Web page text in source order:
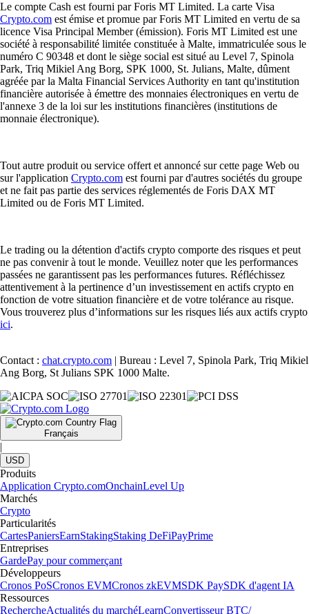
Le compte Cash est fourni par Foris MT Limited. La carte Visa
Crypto.com est émise et promue par Foris MT Limited en vertu de sa
licence Visa Principal Member (émission). Foris MT Limited est une
société à responsabilité limitée constituée à Malte, immatriculée sous le
numéro C 90348 et dont le siège social est situé au Level 7, Spinola
Park, Triq Mikiel Ang Borg, SPK 1000, St. Julians, Malte, dûment
agréée par la Malta Financial Services Authority en tant qu'institution
financière autorisée à émettre des monnaies électroniques en vertu de
l'annexe 3 de la loi sur les institutions financières (institutions de
monnaie électronique).
Tout autre produit ou service offert et annoncé sur cette page Web ou
sur l'application Crypto.com est fourni par d'autres sociétés du groupe
et ne fait pas partie des services réglementés de Foris DAX MT
Limited ou de Foris MT Limited.
Le trading ou la détention d'actifs crypto comporte des risques et peut
ne pas convenir à tout le monde. Veuillez noter que les performances
passées ne garantissent pas les performances futures. Réfléchissez
attentivement à la pertinence d’un investissement en actifs crypto en
fonction de votre situation financière et de votre tolérance au risque.
Vous trouverez plus d’informations sur les risques liés aux actifs crypto
ici.
Contact : chat.crypto.com | Bureau : Level 7, Spinola Park, Triq Mikiel
Ang Borg, St Julians SPK 1000 Malte.
Français
|
USD
Produits
Application Crypto.comOnchainLevel Up
Marchés
Crypto
Particularités
CartesPaniersEarnStakingStaking DeFiPayPrime
Entreprises
GardePay pour commerçant
Développeurs
Cronos PoSCronos EVMCronos zkEVMSDK PaySDK d'agent IA
Ressources
RechercheActualités du marchéLearnConvertisseur BTC/